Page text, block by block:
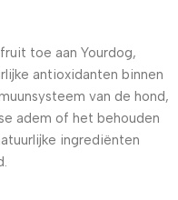
toe aan Yourdog,
antioxidanten binnen
van de hond,
adem of het behouden
ingrediënten